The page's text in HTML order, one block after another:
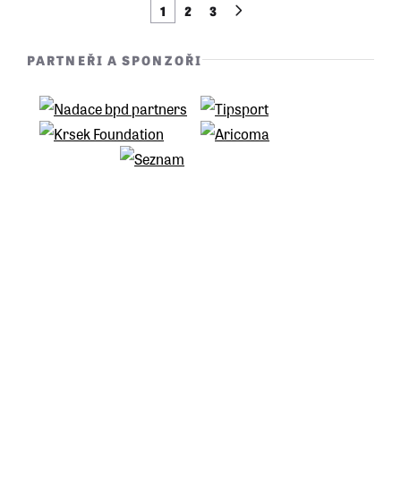
1 2 3
PARTNEŘI A SPONZOŘI